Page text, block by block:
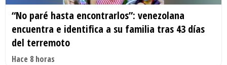
“No paré hasta encontrarlos”: venezolana
encuentra e identifica a su familia tras 43 días
del terremoto
Hace 8 horas